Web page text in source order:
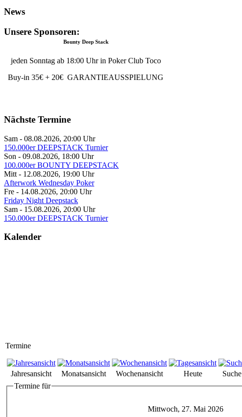
News
Bounty Deep Stack
jeden Sonntag ab 18:00 Uhr in Poker Club Toco
Buy-in 35€ + 20€ GARANTIEAUSSPIELUNG
Unsere Sponsoren:
Nächste Termine
Sam - 08.08.2026, 20:00 Uhr
150.000er DEEPSTACK Turnier
Son - 09.08.2026, 18:00 Uhr
100.000er BOUNTY DEEPSTACK
Mitt - 12.08.2026, 19:00 Uhr
Afterwork Wednesday Poker
Fre - 14.08.2026, 20:00 Uhr
Friday Night Deepstack
Sam - 15.08.2026, 20:00 Uhr
150.000er DEEPSTACK Turnier
Kalender
Termine
Jahresansicht Monatsansicht Wochenansicht Heute Suche
Termine für
Mittwoch, 27. Mai 2026